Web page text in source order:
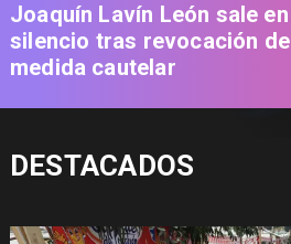
Joaquín Lavín León sale en
silencio tras revocación de
medida cautelar
DESTACADOS